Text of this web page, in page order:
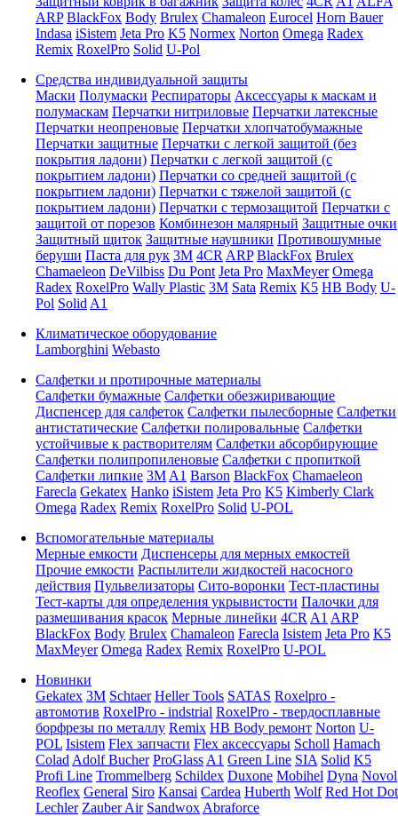
ARP BlackFox Body Brulex Chamaleon Eurocel Horn Bauer
Indasa iSistem Jeta Pro K5 Normex Norton Omega Radex
Remix RoxelPro Solid U-Pol
Средства индивидуальной защиты
Маски Полумаски Респираторы Аксессуары к маскам и
полумаскам Перчатки нитриловые Перчатки латексные
Перчатки неопреновые Перчатки хлопчатобумажные
Перчатки защитные Перчатки с легкой защитой (без
покрытия ладони) Перчатки с легкой защитой (с
покрытием ладони) Перчатки со средней защитой (с
покрытием ладони) Перчатки с тяжелой защитой (с
покрытием ладони) Перчатки с термозащитой Перчатки с
защитой от порезов Комбинезон малярный Защитные очки
Защитный щиток Защитные наушники Противошумные
беруши Паста для рук 3M 4CR ARP BlackFox Brulex
Chamaeleon DeVilbiss Du Pont Jeta Pro MaxMeyer Omega
Radex RoxelPro Wally Plastic 3M Sata Remix K5 HB Body U-
Pol Solid A1
Климатическое оборудование
Lamborghini Webasto
Салфетки и протирочные материалы
Салфетки бумажные Салфетки обезжиривающие
Диспенсер для салфеток Салфетки пылесборные Салфетки
антистатические Салфетки полировальные Салфетки
устойчивые к растворителям Салфетки абсорбирующие
Салфетки полипропиленовые Салфетки с пропиткой
Салфетки липкие 3M A1 Barson BlackFox Chamaeleon
Farecla Gekatex Hanko iSistem Jeta Pro K5 Kimberly Clark
Omega Radex Remix RoxelPro Solid U-POL
Вспомогательные материалы
Мерные емкости Диспенсеры для мерных емкостей
Прочие емкости Распылители жидкостей насосного
действия Пульвелизаторы Сито-воронки Тест-пластины
Тест-карты для определения укрывистости Палочки для
размешивания красок Мерные линейки 4CR A1 ARP
BlackFox Body Brulex Chamaleon Farecla Isistem Jeta Pro K5
MaxMeyer Omega Radex Remix RoxelPro U-POL
Новинки
Gekatex 3M Schtaer Heller Tools SATAS Roxelpro -
автомотив RoxelPro - indstrial RoxelPro - твердосплавные
борфрезы по металлу Remix HB Body ремонт Norton U-
POL Isistem Flex запчасти Flex аксессуары Scholl Hamach
Colad Adolf Bucher ProGlass A1 Green Line SIA Solid K5
Profi Line Trommelberg Schildex Duxone Mobihel Dyna Novol
Reoflex General Siro Kansai Cardea Huberth Wolf Red Hot Dot
Lechler Zauber Air Sandwox Abraforce